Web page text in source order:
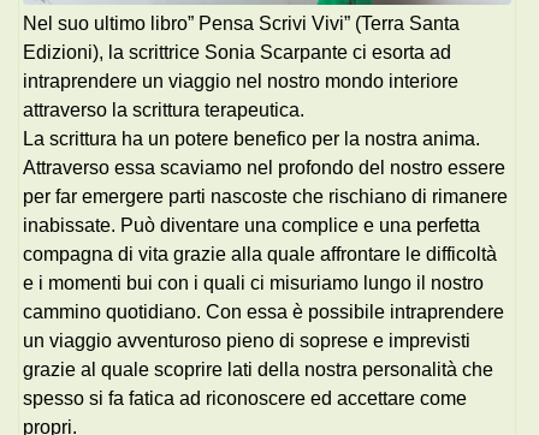
Nel suo ultimo libro” Pensa Scrivi Vivi” (Terra Santa
Edizioni), la scrittrice Sonia Scarpante ci esorta ad
intraprendere un viaggio nel nostro mondo interiore
attraverso la scrittura terapeutica.
La scrittura ha un potere benefico per la nostra anima.
Attraverso essa scaviamo nel profondo del nostro essere
per far emergere parti nascoste che rischiano di rimanere
inabissate. Può diventare una complice e una perfetta
compagna di vita grazie alla quale affrontare le difficoltà
e i momenti bui con i quali ci misuriamo lungo il nostro
cammino quotidiano. Con essa è possibile intraprendere
un viaggio avventuroso pieno di soprese e imprevisti
grazie al quale scoprire lati della nostra personalità che
spesso si fa fatica ad riconoscere ed accettare come
propri.